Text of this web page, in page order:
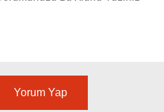
Yorum Yap